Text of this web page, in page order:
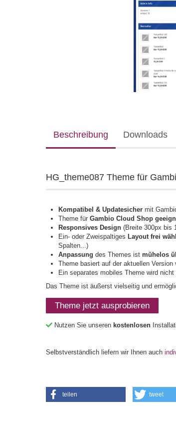
Beschreibung Downloads
HG_theme087 Theme für
Kompatibel & Updatesicher mit
Theme für Gambio Cloud Shop
Responsives Design (Breite 300px bis
Ein- oder Zweispaltiges Layout frei
Spalten...)
Anpassung des Themes ist mühelos
Theme basiert auf der aktuellen Version
Ein separates mobiles Theme wird nicht
Das Theme ist äußerst vielseitig und
Theme jetzt ausprobieren
Nutzen Sie unseren kostenlosen
Selbstverständlich liefern wir Ihnen auch
teilen tweet